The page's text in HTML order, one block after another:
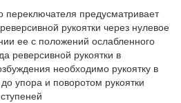
переключателя предусматривает
рукоятки через нулевое
ее с положений ослабленного
реверсивной рукоятки в
необходимо рукоятку в
упора и поворотом рукоятки